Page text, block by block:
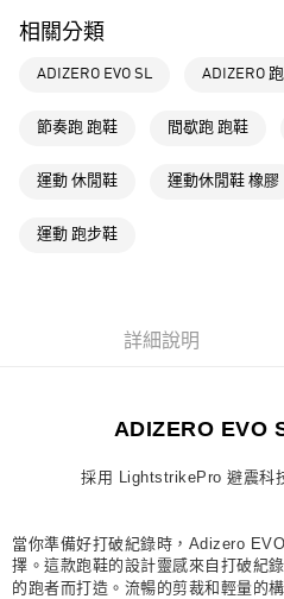
付款後萊爾富取貨
每筆NT$80，滿NT$1,500(含以上)免
付款後7-11取貨
相關分類
ADIZERO EVO SL ADIZERO
節奏跑 跑鞋 間歇跑 跑鞋
運動 休閒鞋 運動休閒鞋 橡膠
運動 跑步鞋
詳細說明
ADIZERO EVO
採用 LightstrikePro 避震科
當你準備好打破紀錄時，Adizero
擇。這款跑鞋的設計靈感來自打破紀
的跑者而打造。流暢的剪裁和輕量的